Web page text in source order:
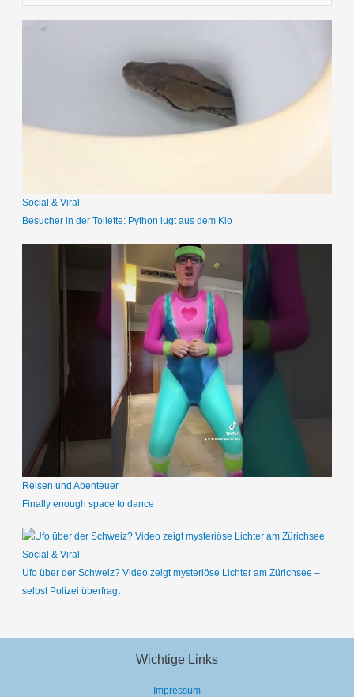
c
c
Social & Viral
Besucher in der Toilette: Python lugt aus dem Klo
Reisen und Abenteuer
Finally enough space to dance
Social & Viral
Ufo über der Schweiz? Video zeigt mysteriöse Lichter am Zürichsee –
selbst Polizei überfragt
Wichtige Links
Impressum